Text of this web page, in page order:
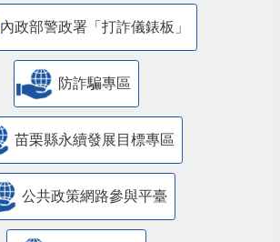
內政部警政署「打詐儀錶板」
防詐騙專區
苗栗縣永續發展目標專區
公共政策網路參與平臺